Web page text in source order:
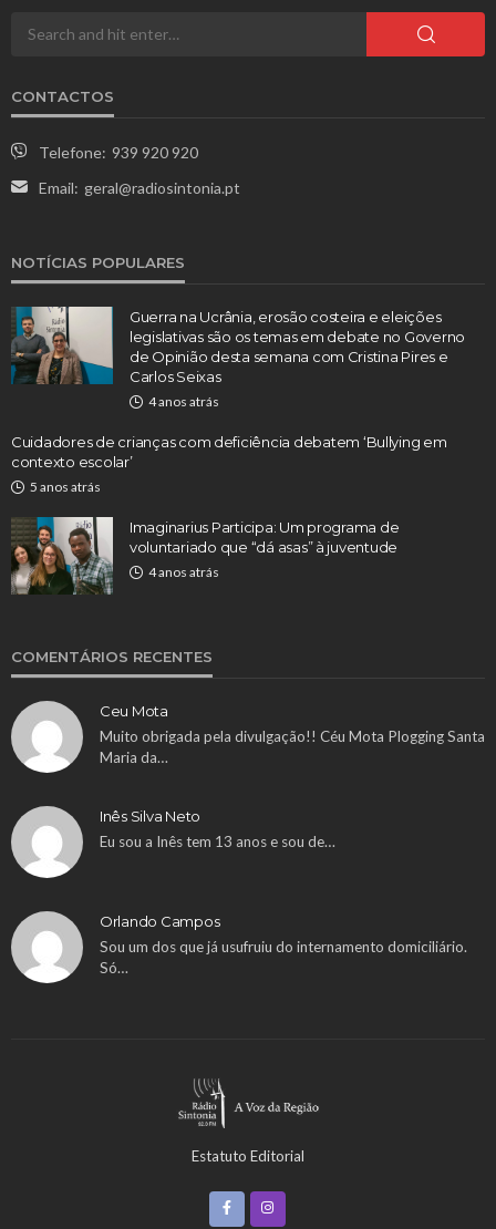
CONTACTOS
Telefone: 939 920 920
Email: geral@radiosintonia.pt
NOTÍCIAS POPULARES
Guerra na Ucrânia, erosão costeira e eleições
legislativas são os temas em debate no Governo
de Opinião desta semana com Cristina Pires e
Carlos Seixas
4 anos atrás
Cuidadores de crianças com deficiência debatem ‘Bullying em
contexto escolar’
5 anos atrás
Imaginarius Participa: Um programa de
voluntariado que “dá asas” à juventude
4 anos atrás
COMENTÁRIOS RECENTES
Ceu Mota
Muito obrigada pela divulgação!! Céu Mota Plogging Santa
Maria da…
Inês Silva Neto
Eu sou a Inês tem 13 anos e sou de…
Orlando Campos
Sou um dos que já usufruiu do internamento domiciliário.
Só…
Estatuto Editorial